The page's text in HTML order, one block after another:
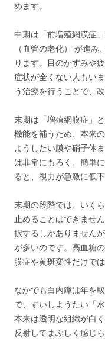
めます。
中期は「前増殖網膜症
（血管の老化） が進
ります。目のかすみや
症状が全くない人もい
う治療を行うことで、
末期は「増殖網膜症」
機能を補うため、本来
ようしたい膜や硝子体
は非常にもろく、簡単
ると、視力が急激に低
末期の段階では、いく
止めることはできませ
択するしかありません
が多いのです。高血糖
膜症や黄斑変性だけでは
なかでも白内障は年を
で、すいしようたい「
本来は透明な組織が白
反射してまぶしく感じ